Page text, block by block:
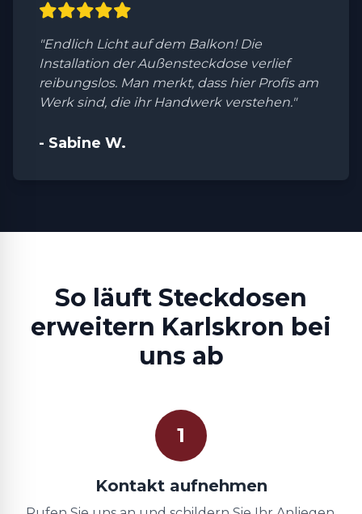
"Endlich Licht auf dem Balkon! Die
Installation der Außensteckdose verlief
reibungslos. Man merkt, dass hier Profis am
Werk sind, die ihr Handwerk verstehen."
- Sabine W.
So läuft Steckdosen
erweitern Karlskron bei
uns ab
1
Kontakt aufnehmen